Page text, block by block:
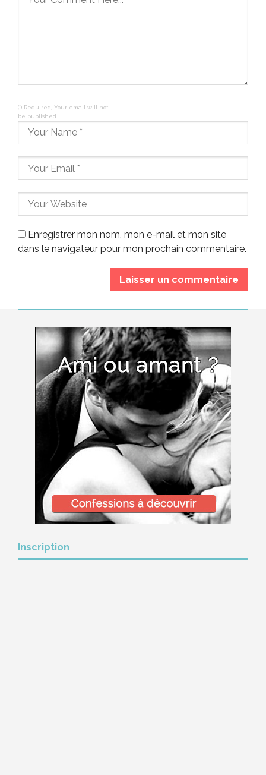
(*) Required, Your email will not
be published
Enregistrer mon nom, mon e-mail et mon site
dans le navigateur pour mon prochain commentaire.
Inscription